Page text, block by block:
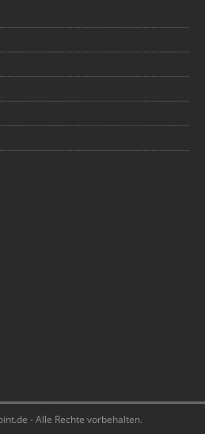
- Alle Rechte vorbehalten.